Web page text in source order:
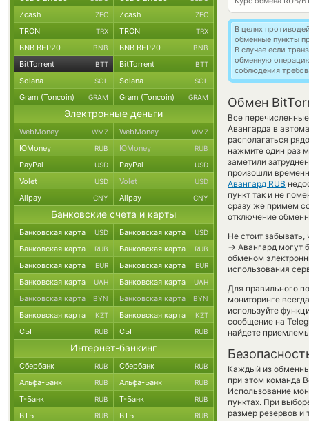
В целях
обменные пункты
В случае если
обменную
соблюдения
Обмен
Все
Авангарда в
располагаться
нажмите один раз
заметили
произошли
Авангард RUB
пункт так и не
сразу же примем
отключение
Не стоит
→ Авангард могут
обменом
использования
Для правильного
мониторинге
используйте
сообщение на
найдете
Каждый из
при этом команда
Использование
пунктах. При
размер резервов и
Zcash ZEC Zcash ZEC
TRON TRX TRON TRX
BNB BEP20 BNB BNB BEP20 BNB
BitTorrent BTT BitTorrent BTT
Solana SOL Solana SOL
Gram (Toncoin) GRAM Gram (Toncoin) GRAM
Электронные деньги
WebMoney WMZ WebMoney WMZ
ЮMoney RUB ЮMoney RUB
PayPal USD PayPal USD
Volet USD Volet USD
Alipay CNY Alipay CNY
Банковские счета и карты
Банковская карта USD Банковская карта USD
Банковская карта RUB Банковская карта RUB
Банковская карта EUR Банковская карта EUR
Банковская карта UAH Банковская карта UAH
Банковская карта BYN Банковская карта BYN
Банковская карта KZT Банковская карта KZT
СБП RUB СБП RUB
Интернет-банкинг
Сбербанк RUB Сбербанк RUB
Альфа-Банк RUB Альфа-Банк RUB
Т-Банк RUB Т-Банк RUB
ВТБ RUB ВТБ RUB